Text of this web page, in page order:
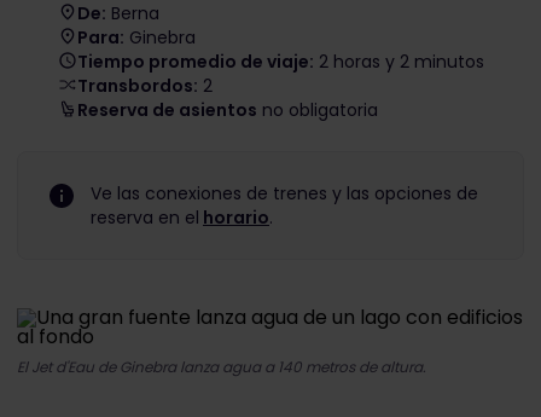
De: Berna
Para: Ginebra
Tiempo promedio de viaje: 2 horas y 2 minutos
Transbordos: 2
Reserva de asientos no obligatoria
Ve las conexiones de trenes y las opciones de
reserva en el horario.
El Jet d'Eau de Ginebra lanza agua a 140 metros de altura.